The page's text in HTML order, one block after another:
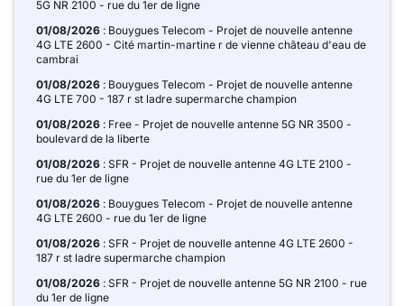
5G NR 2100 - rue du 1er de ligne
01/08/2026 : Bouygues Telecom - Projet de nouvelle antenne
4G LTE 2600 - Cité martin-martine r de vienne château d'eau de
cambrai
01/08/2026 : Bouygues Telecom - Projet de nouvelle antenne
4G LTE 700 - 187 r st ladre supermarche champion
01/08/2026 : Free - Projet de nouvelle antenne 5G NR 3500 -
boulevard de la liberte
01/08/2026 : SFR - Projet de nouvelle antenne 4G LTE 2100 -
rue du 1er de ligne
01/08/2026 : Bouygues Telecom - Projet de nouvelle antenne
4G LTE 2600 - rue du 1er de ligne
01/08/2026 : SFR - Projet de nouvelle antenne 4G LTE 2600 -
187 r st ladre supermarche champion
01/08/2026 : SFR - Projet de nouvelle antenne 5G NR 2100 - rue
du 1er de ligne